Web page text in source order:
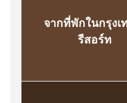
จากที่พักในกรุงเ
รีสอร์ท